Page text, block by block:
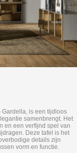
Gardella, is een tijdloos
samenbrengt. Het
en een verfijnd spel van
Deze tafel is het
details zijn
vorm en functie.